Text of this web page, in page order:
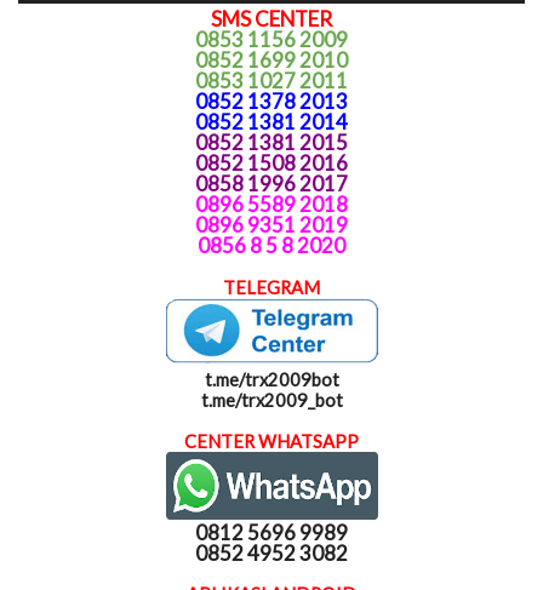
SMS CENTER
0853 1156 2009
0852 1699 2010
0853 1027 2011
0852 1378 2013
0852 1381 2014
0852 1381 2015
0852 1508 2016
0858 1996 2017
0896 5589 2018
0896 9351 2019
0856 8 5 8 2020
TELEGRAM
t.me/trx2009bot
t.me/trx2009_bot
CENTER WHATSAPP
0812 5696 9989
0852 4952 3082